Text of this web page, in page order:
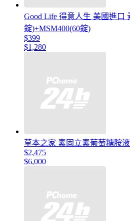
Good Life 得意人生 美國進口
錠)+MSM400(60錠)
$399
$1,280
草本之家 素固立素葡萄糖胺
$2,475
$6,000